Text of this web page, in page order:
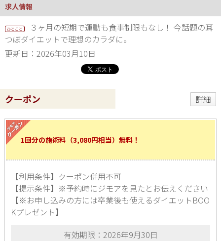
求人情報
ひとこと
３ヶ月の短期で運動も食事制限もなし！ 今話題の耳
つぼダイエットで理想のカラダに。
更新日：2026年03月10日
クーポン 詳細
1回分の施術料（3,080円相当）無料！
【利用条件】クーポン併用不可
【提示条件】※予約時にジモアを見たとお伝えください
【※お申し込みの方には卒業後も使えるダイエットBOO
Kプレゼント】
有効期限：2026年9月30日